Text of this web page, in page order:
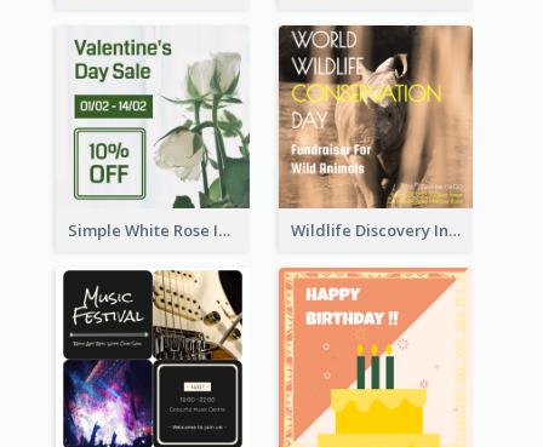
Simple White Rose Instagram Of Valentine's Day Wildlife Discovery Instagram Poster Design